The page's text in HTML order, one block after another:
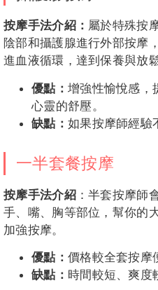
按摩手法介紹： 屬於特殊按
陰部和攝護腺進行外部按摩
進血液循環，達到保養與放
優點： 增強性愉悅感，
心靈的舒壓。
缺點： 如果按摩師經驗
一半套餐按摩
按摩手法介紹：半套按摩師
手、嘴、胸等部位，幫你的
加強按摩。
優點： 價格較全套按摩
缺點： 時間較短、爽度